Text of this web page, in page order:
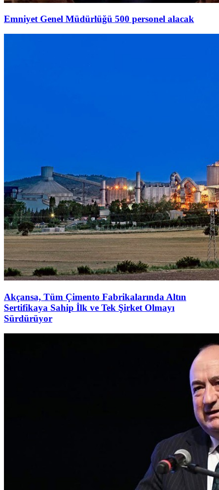
Emniyet Genel Müdürlüğü 500 personel alacak
Akçansa, Tüm Çimento Fabrikalarında Altın
Sertifikaya Sahip İlk ve Tek Şirket Olmayı
Sürdürüyor